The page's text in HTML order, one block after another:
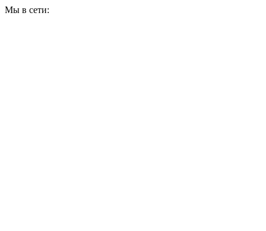
Мы в сети: